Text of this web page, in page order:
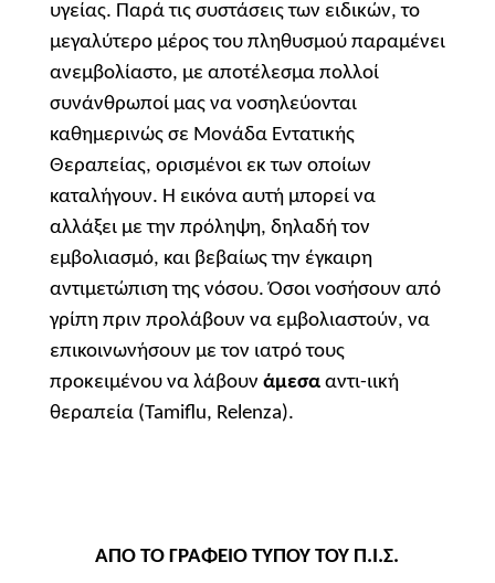
υγείας. Παρά τις συστάσεις των ειδικών, το
μεγαλύτερο μέρος του πληθυσμού παραμένει
ανεμβολίαστο, με αποτέλεσμα πολλοί
συνάνθρωποί μας να νοσηλεύονται
καθημερινώς σε Μονάδα Εντατικής
Θεραπείας, ορισμένοι εκ των οποίων
καταλήγουν. Η εικόνα αυτή μπορεί να
αλλάξει με την πρόληψη, δηλαδή τον
εμβολιασμό, και βεβαίως την έγκαιρη
αντιμετώπιση της νόσου. Όσοι νοσήσουν από
γρίπη πριν προλάβουν να εμβολιαστούν, να
επικοινωνήσουν με τον ιατρό τους
προκειμένου να λάβουν άμεσααντι-ιική
θεραπεία (Tamiflu, Relenza).
ΑΠΟ ΤΟ ΓΡΑΦΕΙΟ ΤΥΠΟΥ ΤΟΥ Π.Ι.Σ.